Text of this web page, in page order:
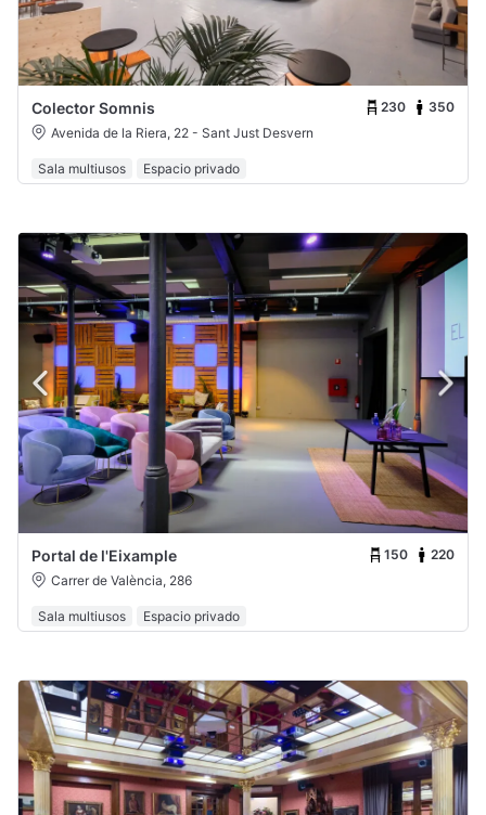
Colector Somnis 230
350
Avenida de la Riera, 22 - Sant Just Desvern
Sala multiusos Espacio privado
Portal de l'Eixample 150
220
Carrer de València, 286
Sala multiusos Espacio privado